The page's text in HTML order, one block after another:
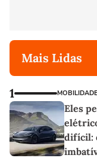
Mais Lidas
1 MOBILIDADE
Eles
difícil: